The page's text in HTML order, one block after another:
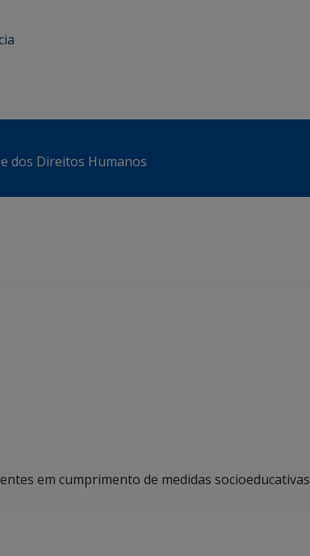
dos Direitos Humanos
em cumprimento de medidas socioeducativas